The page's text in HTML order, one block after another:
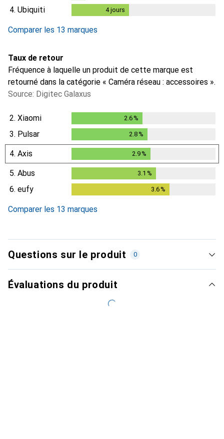
jour
4. Ubiquiti 4jours
Comparer les 13 marques
Taux de retour
Fréquence à laquelle un produit de cette marque est
retourné dans la catégorie « Caméra réseau : accessoires ».
Source: Digitec Galaxus
2. Xiaomi 2.6%
3. Pulsar 2.8 %
4. Axis 2.9%
5. Abus 3.1 %
6. eufy 3.6 %
Comparer les 13 marques
Questions sur le produit 0
Évaluations du produit